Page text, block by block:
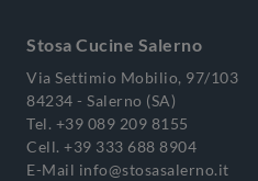
Stosa Cucine Salerno
Via Settimio Mobilio, 97/103
84234 - Salerno (SA)
Tel. +39 089 209 8155
Cell. +39 333 688 8904
E-Mail info@stosasalerno.it